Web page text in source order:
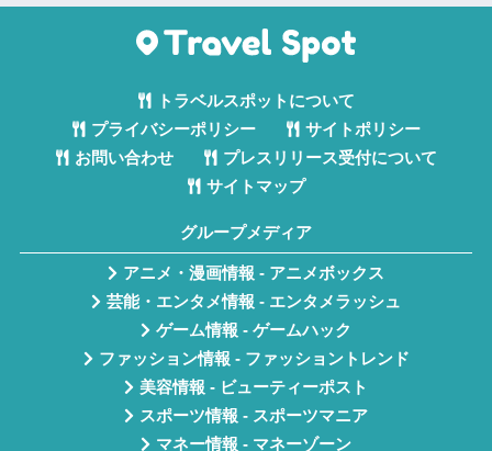
トラベルスポットについて
プライバシーポリシー
サイトポリシー
お問い合わせ
プレスリリース受付について
サイトマップ
グループメディア
アニメ・漫画情報 - アニメボックス
芸能・エンタメ情報 - エンタメラッシュ
ゲーム情報 - ゲームハック
ファッション情報 - ファッショントレンド
美容情報 - ビューティーポスト
スポーツ情報 - スポーツマニア
マネー情報 - マネーゾーン